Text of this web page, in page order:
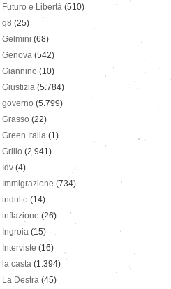
Futuro e Libertà (510)
g8 (25)
Gelmini (68)
Genova (542)
Giannino (10)
Giustizia (5.784)
governo (5.799)
Grasso (22)
Green Italia (1)
Grillo (2.941)
Idv (4)
Immigrazione (734)
indulto (14)
inflazione (26)
Ingroia (15)
Interviste (16)
la casta (1.394)
La Destra (45)